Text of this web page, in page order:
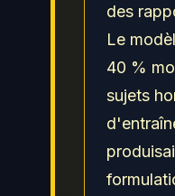
des
Le
40 %
sujets